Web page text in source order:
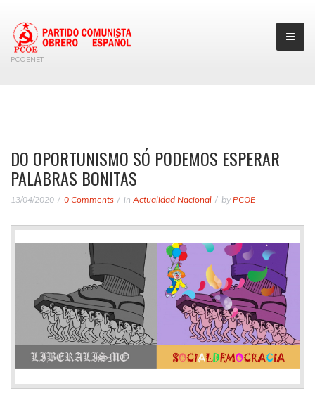
PCOENET
DO OPORTUNISMO SÓ PODEMOS ESPERAR
PALABRAS BONITAS
13/04/2020 0 Comments in Actualidad Nacional by PCOE